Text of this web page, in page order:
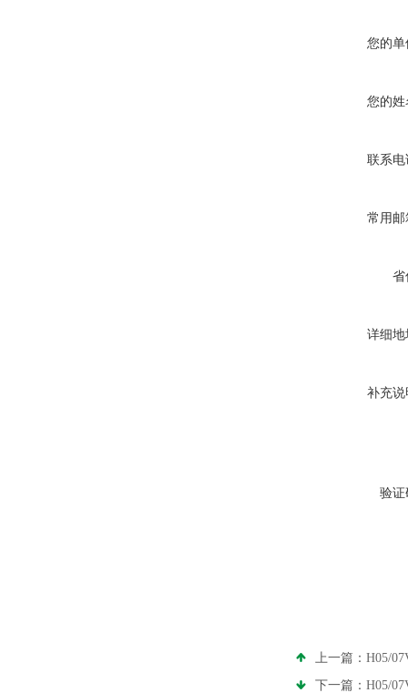
您的单
您的姓
联系电
常用邮
省
详细地
补充说
验证
上一篇： H05/
下一篇： H05/